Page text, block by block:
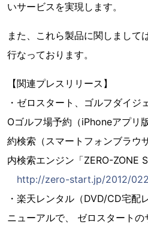
いサービスを実現します。
また、これら製品に関しまして
行なっております。
【関連プレスリリース】
・ゼロスタート、ゴルフダイジ
Oゴルフ場予約（iPhoneアプリ
約検索（スマートフォンブラウ
内検索エンジン「ZERO-ZONE
http://zero-start.jp/2012/
・楽天レンタル（DVD/CD宅配
ニューアルで、 ゼロスタート